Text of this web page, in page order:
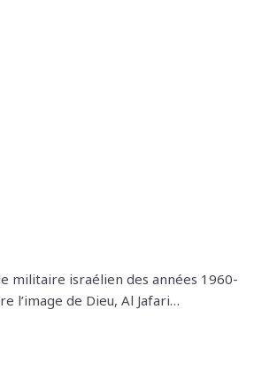
militaire israélien des années 1960-
l’image de Dieu, Al Jafari…